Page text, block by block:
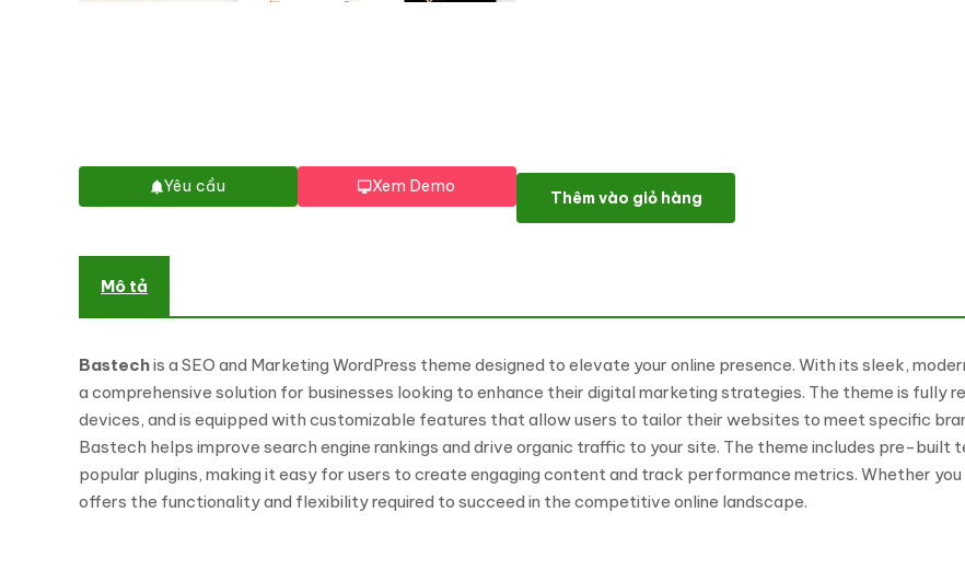
Yêu cầu Xem Demo
Bastech - SEO & Marketing WordPress Theme số lượng
Thêm vào giỏ hàng
Mô tả
Bastechis a SEO and Marketing WordPress theme designed to elevate your online presence. With its sleek,
a comprehensive solution for businesses looking to enhance their digital marketing strategies. The theme is fully
devices, and is equipped with customizable features that allow users to tailor their websites to meet specific
Bastech helps improve search engine rankings and drive organic traffic to your site. The theme includes pre-
popular plugins, making it easy for users to create engaging content and track performance metrics. Whether
offers the functionality and flexibility required to succeed in the competitive online landscape.